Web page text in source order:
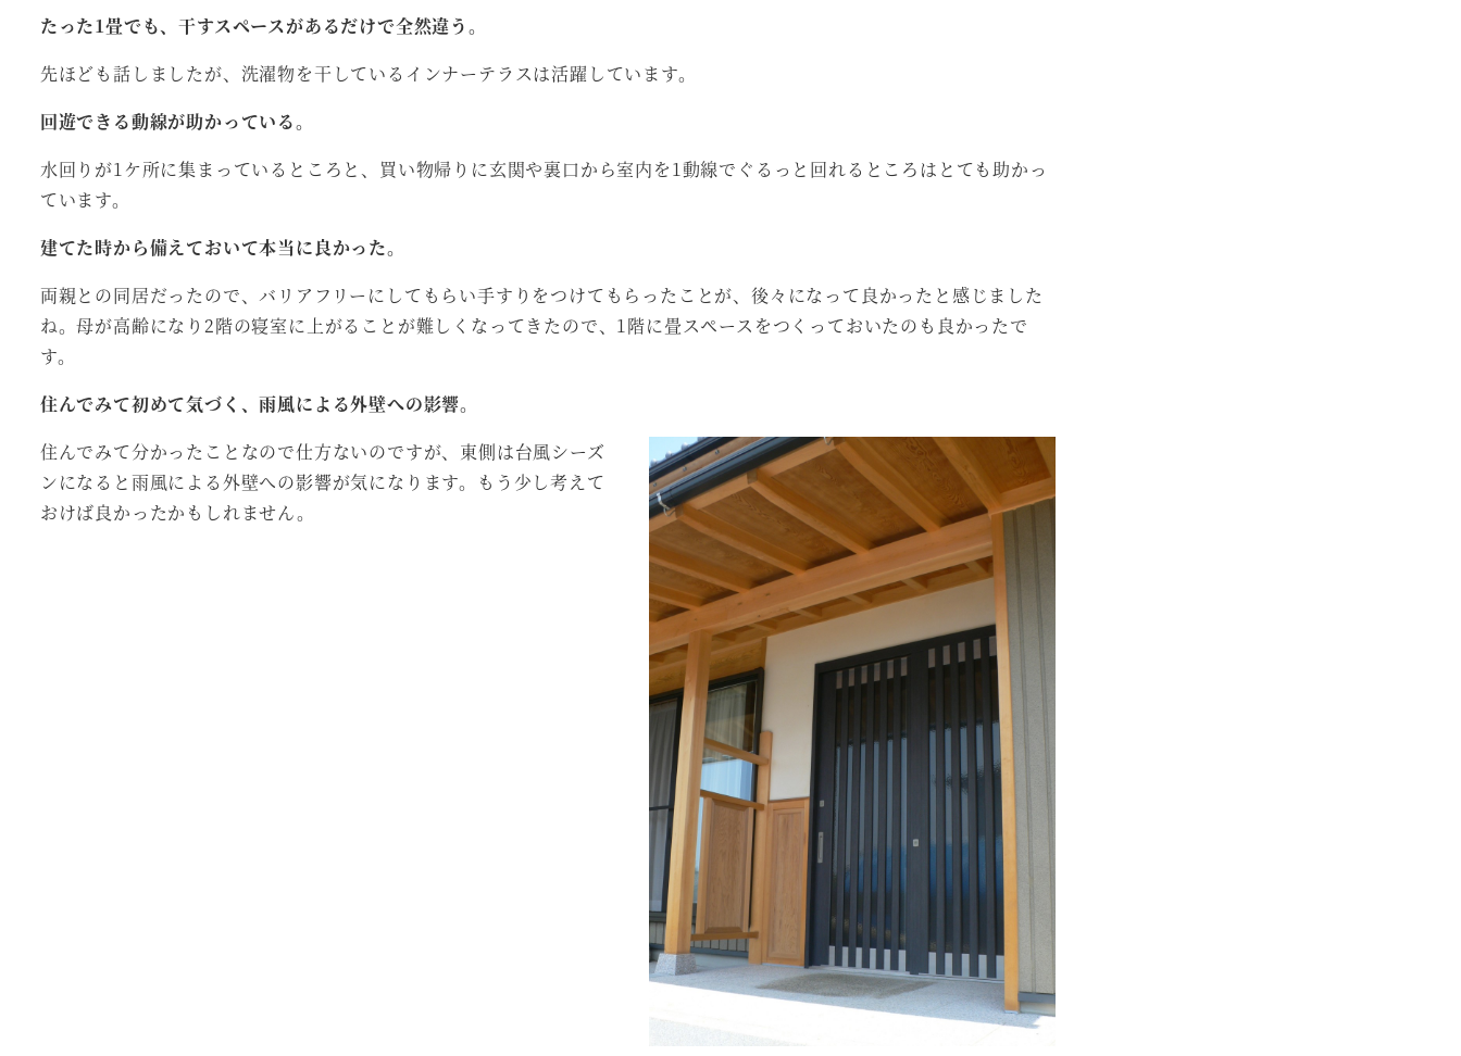
たった1畳でも、干すスペースがあるだけで全然違う。
先ほども話しましたが、洗濯物を干しているインナーテラスは活躍しています。
回遊できる動線が助かっている。
水回りが1ケ所に集まっているところと、買い物帰りに玄関や裏口から室内を1動線でぐるっと回れるところはとても助かっ
ています。
建てた時から備えておいて本当に良かった。
両親との同居だったので、バリアフリーにしてもらい手すりをつけてもらったことが、後々になって良かったと感じました
ね。母が高齢になり2階の寝室に上がることが難しくなってきたので、1階に畳スペースをつくっておいたのも良かったで
す。
住んでみて初めて気づく、雨風による外壁への影響。
住んでみて分かったことなので仕方ないのですが、東側は台風シーズ
ンになると雨風による外壁への影響が気になります。もう少し考えて
おけば良かったかもしれません。